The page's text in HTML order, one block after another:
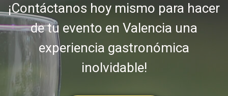
¡Contáctanos hoy mismo para hacer
de tu evento en Valencia una
experiencia gastronómica
inolvidable!